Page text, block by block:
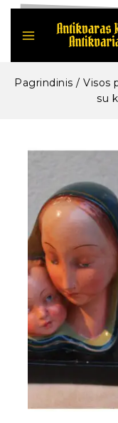
Pagrindinis / Visos
su